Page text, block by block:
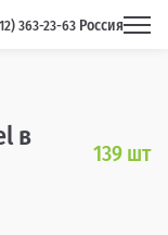
363-23-63 Россия
в
139 шт